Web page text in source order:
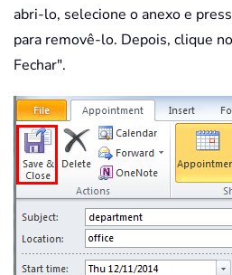
abri-lo, selecione o anexo e
para removê-lo. Depois, clique
Fechar".